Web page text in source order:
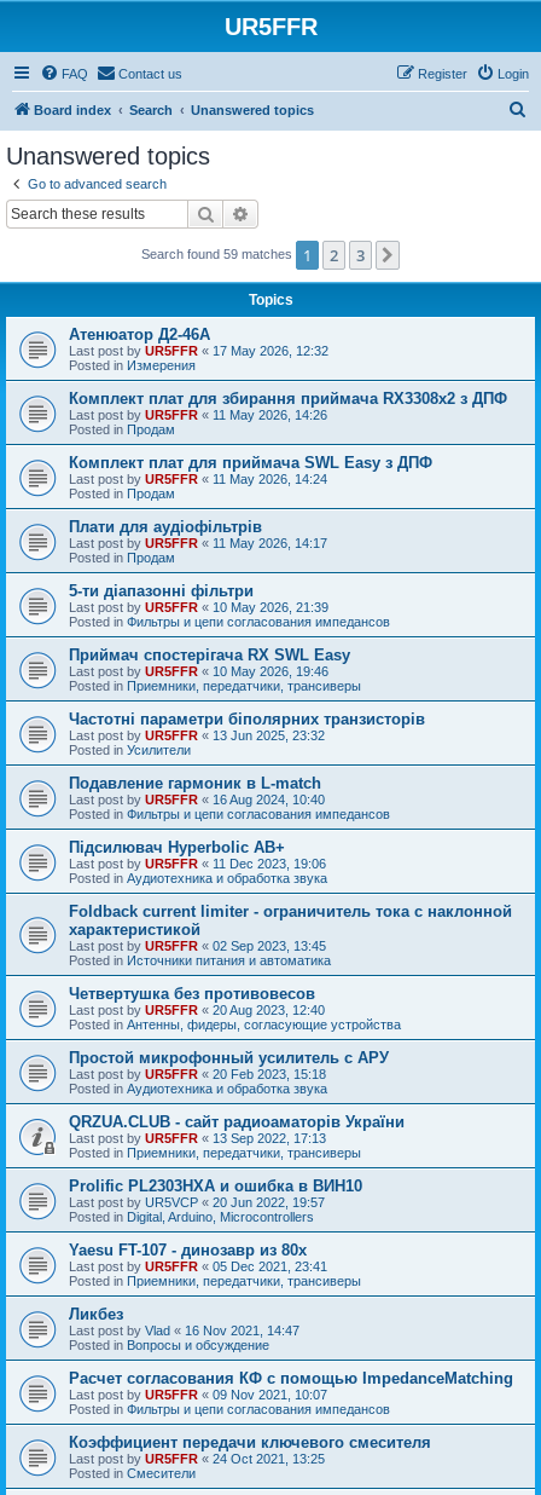
UR5FFR
FAQ Contact us Login
Register
Board index Search Unanswered topics
Unanswered topics
Go to advanced search
Search
Search found 59 matches 1 2 3
Topics
Атенюатор Д2-46А
Last post by UR5FFR « 17 May 2026, 12:32
Posted in Измерения
Комплект плат для збирання приймача RX3308x2 з ДПФ
Last post by UR5FFR « 11 May 2026, 14:26
Posted in Продам
Комплект плат для приймача SWL Easy з ДПФ
Last post by UR5FFR « 11 May 2026, 14:24
Posted in Продам
Плати для аудіофільтрів
Last post by UR5FFR « 11 May 2026, 14:17
Posted in Продам
5-ти діапазонні фільтри
Last post by UR5FFR « 10 May 2026, 21:39
Posted in Фильтры и цепи согласования импедансов
Приймач спостерігача RX SWL Easy
Last post by UR5FFR « 10 May 2026, 19:46
Posted in Приемники, передатчики, трансиверы
Частотні параметри біполярних транзисторів
Last post by UR5FFR « 13 Jun 2025, 23:32
Posted in Усилители
Подавление гармоник в L-match
Last post by UR5FFR « 16 Aug 2024, 10:40
Posted in Фильтры и цепи согласования импедансов
Підсилювач Hyperbolic AB+
Last post by UR5FFR « 11 Dec 2023, 19:06
Posted in Аудиотехника и обработка звука
Foldback current limiter - ограничитель тока с наклонной
характеристикой
Last post by UR5FFR « 02 Sep 2023, 13:45
Posted in Источники питания и автоматика
Четвертушка без противовесов
Last post by UR5FFR « 20 Aug 2023, 12:40
Posted in Антенны, фидеры, согласующие устройства
Простой микрофонный усилитель с АРУ
Last post by UR5FFR « 20 Feb 2023, 15:18
Posted in Аудиотехника и обработка звука
QRZUA.CLUB - сайт радиоаматорів України
Last post by UR5FFR « 13 Sep 2022, 17:13
Posted in Приемники, передатчики, трансиверы
Prolific PL2303HXA и ошибка в ВИН10
Last post by UR5VCP « 20 Jun 2022, 19:57
Posted in Digital, Arduino, Microcontrollers
Yaesu FT-107 - динозавр из 80х
Last post by UR5FFR « 05 Dec 2021, 23:41
Posted in Приемники, передатчики, трансиверы
Ликбез
Last post by Vlad « 16 Nov 2021, 14:47
Posted in Вопросы и обсуждение
Расчет согласования КФ с помощью ImpedanceMatching
Last post by UR5FFR « 09 Nov 2021, 10:07
Posted in Фильтры и цепи согласования импедансов
Коэффициент передачи ключевого смесителя
Last post by UR5FFR « 24 Oct 2021, 13:25
Posted in Смесители